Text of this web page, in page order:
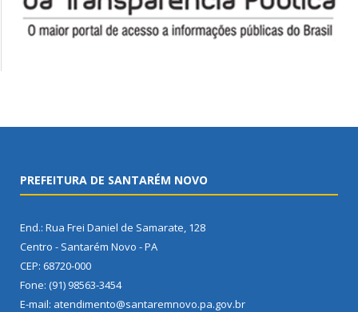
PREFEITURA DE SANTARÉM NOVO
End.: Rua Frei Daniel de Samarate, 128
Centro - Santarém Novo - PA
CEP: 68720-000
Fone: (91) 98563-3454
E-mail: atendimento@santaremnovo.pa.gov.br